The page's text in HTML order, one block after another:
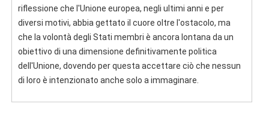
riflessione che l'Unione europea, negli ultimi anni e per
diversi motivi, abbia gettato il cuore oltre l'ostacolo, ma
che la volontà degli Stati membri è ancora lontana da un
obiettivo di una dimensione definitivamente politica
dell'Unione, dovendo per questa accettare ciò che nessun
di loro è intenzionato anche solo a immaginare.